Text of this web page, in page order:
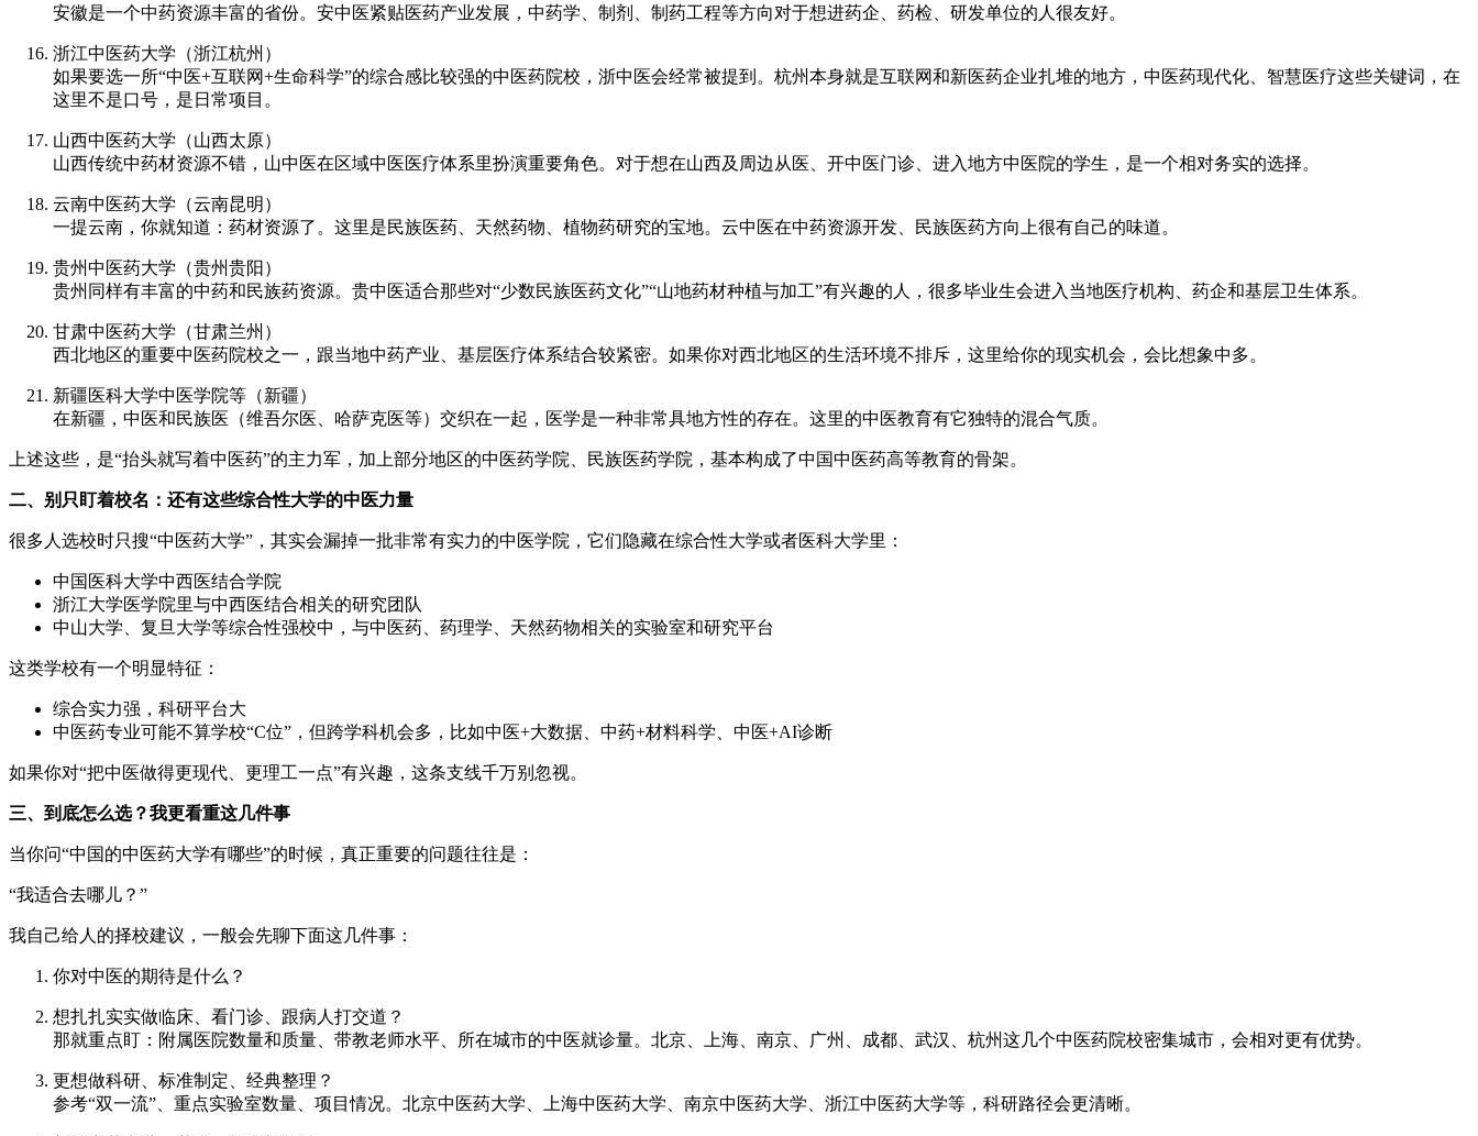
安徽是一个中药资源丰富的省份。安中医紧贴医药产业发展，中药学、制剂、制药工程等方向对于想进药企、药检、研发单位的人很友好。
浙江中医药大学（浙江杭州）
如果要选一所“中医+互联网+生命科学”的综合感比较强的中医药院校，浙中医会经常被提到。杭州本身就是互联网和新医药企业扎堆的地方，中医药现代化、智慧医疗这些关键词，在
这里不是口号，是日常项目。
山西中医药大学（山西太原）
山西传统中药材资源不错，山中医在区域中医医疗体系里扮演重要角色。对于想在山西及周边从医、开中医门诊、进入地方中医院的学生，是一个相对务实的选择。
云南中医药大学（云南昆明）
一提云南，你就知道：药材资源了。这里是民族医药、天然药物、植物药研究的宝地。云中医在中药资源开发、民族医药方向上很有自己的味道。
贵州中医药大学（贵州贵阳）
贵州同样有丰富的中药和民族药资源。贵中医适合那些对“少数民族医药文化”“山地药材种植与加工”有兴趣的人，很多毕业生会进入当地医疗机构、药企和基层卫生体系。
甘肃中医药大学（甘肃兰州）
西北地区的重要中医药院校之一，跟当地中药产业、基层医疗体系结合较紧密。如果你对西北地区的生活环境不排斥，这里给你的现实机会，会比想象中多。
新疆医科大学中医学院等（新疆）
在新疆，中医和民族医（维吾尔医、哈萨克医等）交织在一起，医学是一种非常具地方性的存在。这里的中医教育有它独特的混合气质。
上述这些，是“抬头就写着中医药”的主力军，加上部分地区的中医药学院、民族医药学院，基本构成了中国中医药高等教育的骨架。
二、别只盯着校名：还有这些综合性大学的中医力量
很多人选校时只搜“中医药大学”，其实会漏掉一批非常有实力的中医学院，它们隐藏在综合性大学或者医科大学里：
中国医科大学中西医结合学院
浙江大学医学院里与中西医结合相关的研究团队
中山大学、复旦大学等综合性强校中，与中医药、药理学、天然药物相关的实验室和研究平台
这类学校有一个明显特征：
综合实力强，科研平台大
中医药专业可能不算学校“C位”，但跨学科机会多，比如中医+大数据、中药+材料科学、中医+AI诊断
如果你对“把中医做得更现代、更理工一点”有兴趣，这条支线千万别忽视。
三、到底怎么选？我更看重这几件事
当你问“中国的中医药大学有哪些”的时候，真正重要的问题往往是：
“我适合去哪儿？”
我自己给人的择校建议，一般会先聊下面这几件事：
你对中医的期待是什么？
想扎扎实实做临床、看门诊、跟病人打交道？
那就重点盯：附属医院数量和质量、带教老师水平、所在城市的中医就诊量。北京、上海、南京、广州、成都、武汉、杭州这几个中医药院校密集城市，会相对更有优势。
更想做科研、标准制定、经典整理？
参考“双一流”、重点实验室数量、项目情况。北京中医药大学、上海中医药大学、南京中医药大学、浙江中医药大学等，科研路径会更清晰。